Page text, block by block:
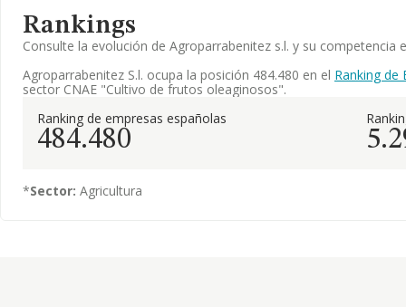
Rankings
Consulte la evolución de Agroparrabenitez s.l. y su competencia
Agroparrabenitez S.l. ocupa la posición 484.480 en el Ranking de
sector CNAE "Cultivo de frutos oleaginosos".
Ranking de empresas españolas
484.480
*Sector: Agricultura